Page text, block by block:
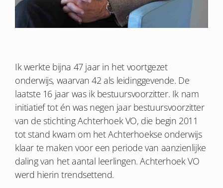
Ik werkte bijna 47 jaar in het voortgezet
onderwijs, waarvan 42 als leidinggevende. De
laatste 16 jaar was ik bestuursvoorzitter. Ik nam
initiatief tot én was negen jaar bestuursvoorzitter
van de stichting Achterhoek VO, die begin 2011
tot stand kwam om het Achterhoekse onderwijs
klaar te maken voor een periode van aanzienlijke
daling van het aantal leerlingen. Achterhoek VO
werd hierin trendsettend.